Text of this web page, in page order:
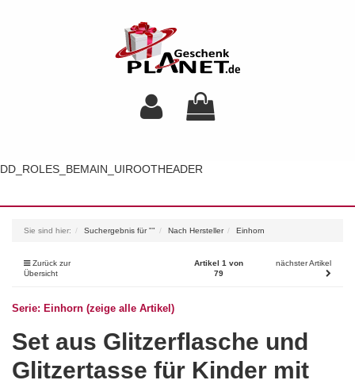
DD_ROLES_BEMAIN_UIROOTHEADER
Sie sind hier: Suchergebnis für "" Nach Hersteller Einhorn
Zurück zur
Übersicht
Artikel 1 von
79
nächster Artikel
Serie: Einhorn (zeige alle Artikel)
Set aus Glitzerflasche und
Glitzertasse für Kinder mit